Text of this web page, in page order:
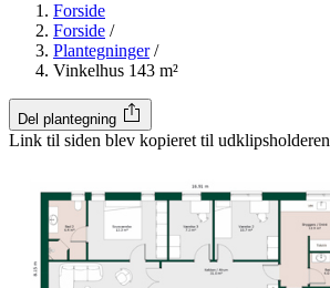
Forside
Forside /
Plantegninger /
Vinkelhus 143 m²
Del plantegning
Link til siden blev kopieret til udklipsholderen